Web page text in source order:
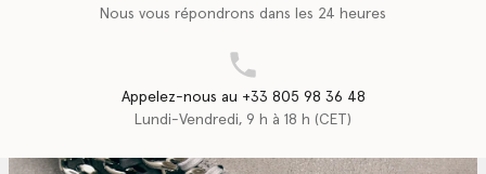
Nous vous répondrons dans les 24 heures
Appelez-nous au +33 805 98 36 48
Lundi-Vendredi, 9 h à 18 h (CET)